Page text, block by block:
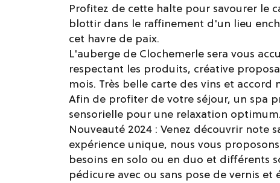
Profitez de cette halte pour savourer le
blottir dans le raffinement d'un lieu
cet havre de paix.
L'auberge de Clochemerle sera vous
respectant les produits, créative
mois. Très belle carte des vins et accord
Afin de profiter de votre séjour, un spa
sensorielle pour une relaxation
Nouveauté 2024 : Venez découvrir note
expérience unique, nous vous
besoins en solo ou en duo et différents
pédicure avec ou sans pose de vernis et